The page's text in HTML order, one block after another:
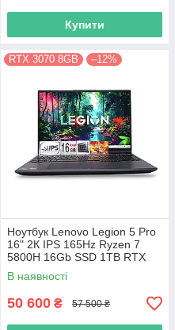
Купити
RTX 3070 8GB –12%
Ноутбук Lenovo Legion 5 Pro
16" 2К IPS 165Hz Ryzen 7
5800H 16Gb SSD 1TB RTX
3070 8GB
В наявності
50 600 ₴ 57 500 ₴